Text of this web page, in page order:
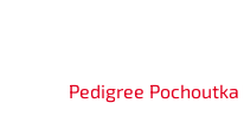
Pedigree